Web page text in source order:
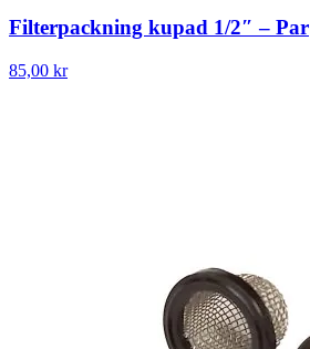
Filterpackning kupad 1/2″ – Par
85,00 kr